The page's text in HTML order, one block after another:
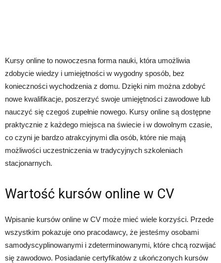
Kursy online to nowoczesna forma nauki, która umożliwia
zdobycie wiedzy i umiejętności w wygodny sposób, bez
konieczności wychodzenia z domu. Dzięki nim można zdobyć
nowe kwalifikacje, poszerzyć swoje umiejętności zawodowe lub
nauczyć się czegoś zupełnie nowego. Kursy online są dostępne
praktycznie z każdego miejsca na świecie i w dowolnym czasie,
co czyni je bardzo atrakcyjnymi dla osób, które nie mają
możliwości uczestniczenia w tradycyjnych szkoleniach
stacjonarnych.
Wartość kursów online w CV
Wpisanie kursów online w CV może mieć wiele korzyści. Przede
wszystkim pokazuje ono pracodawcy, że jesteśmy osobami
samodyscyplinowanymi i zdeterminowanymi, które chcą rozwijać
się zawodowo. Posiadanie certyfikatów z ukończonych kursów